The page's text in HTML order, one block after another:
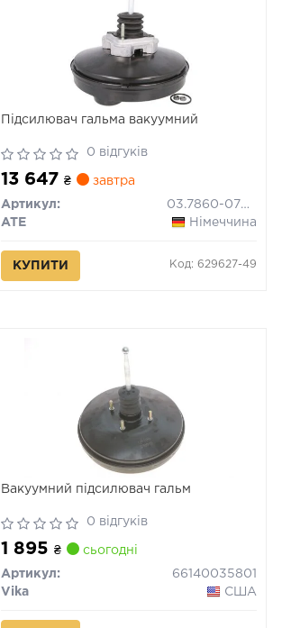
Підсилювач гальма вакуумний
0 відгуків
13 647₴ завтра
Артикул:
03.7860-0702.4
ATE
Німеччина
КУПИТИ Код: 629627-49
Вакуумний підсилювач гальм
0 відгуків
1 895₴ сьогодні
Артикул:
66140035801
Vika
США